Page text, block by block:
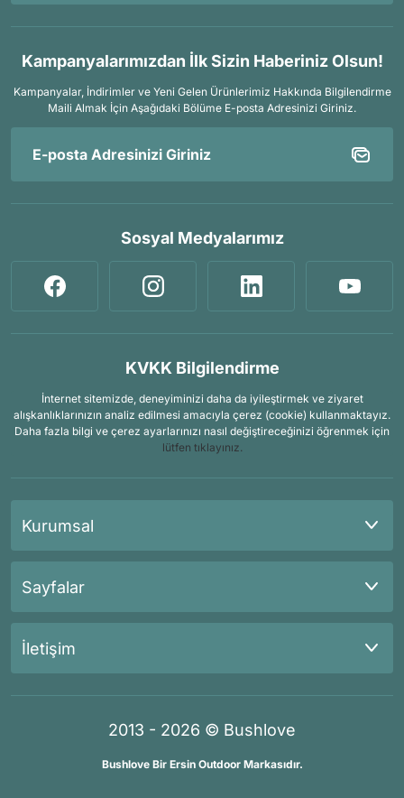
Kampanyalarımızdan İlk Sizin Haberiniz Olsun!
Kampanyalar, İndirimler ve Yeni Gelen Ürünlerimiz Hakkında Bilgilendirme
Maili Almak İçin Aşağıdaki Bölüme E-posta Adresinizi Giriniz.
Sosyal Medyalarımız
KVKK Bilgilendirme
İnternet sitemizde, deneyiminizi daha da iyileştirmek ve ziyaret
alışkanlıklarınızın analiz edilmesi amacıyla çerez (cookie) kullanmaktayız.
Daha fazla bilgi ve çerez ayarlarınızı nasıl değiştireceğinizi öğrenmek için
lütfen tıklayınız.
Kurumsal
Sayfalar
İletişim
2013 - 2026 © Bushlove
Bushlove Bir Ersin Outdoor Markasıdır.